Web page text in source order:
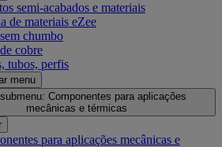
semi-acabados e materiais
de materiais eZee
chumbo
cobre
tubos, perfis
menu
Componentes para aplicações
mecânicas e térmicas
para aplicações mecânicas e